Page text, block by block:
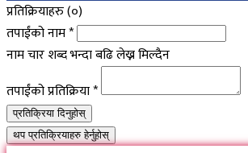
प्रतिक्रियाहरु (०)
तपाईंको नाम*
नाम चार शब्द भन्दा बढि लेख्न मिल्दैन
तपाईंको प्रतिक्रिया*
प्रतिक्रिया दिनुहोस्
थप प्रतिक्रियाहरु हेर्नुहोस्